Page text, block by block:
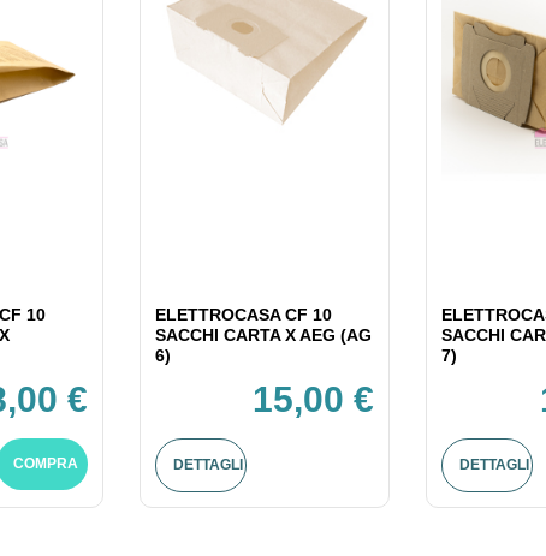
10
€
COMPRA
ELETTROCASA CF 10
SACCHI CARTA X AEG (AG
6)
15,00 €
DETTAGLI
SACCHI
7)
DETTAGLI